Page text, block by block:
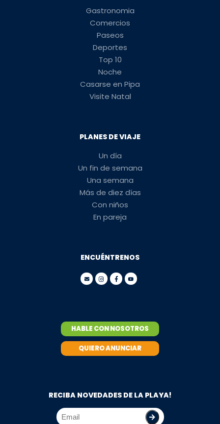
Gastronomia
Comercios
Paseos
Deportes
Top 10
Noche
Casarse en Pipa
Visite Natal
PLANES DE VIAJE
Un día
Un fin de semana
Una semana
Más de diez días
Con niños
En pareja
ENCUÉNTRENOS
HABLE CON NOSOTROS
QUIERO ANUNCIAR
RECIBA NOVEDADES DE LA PLAYA!